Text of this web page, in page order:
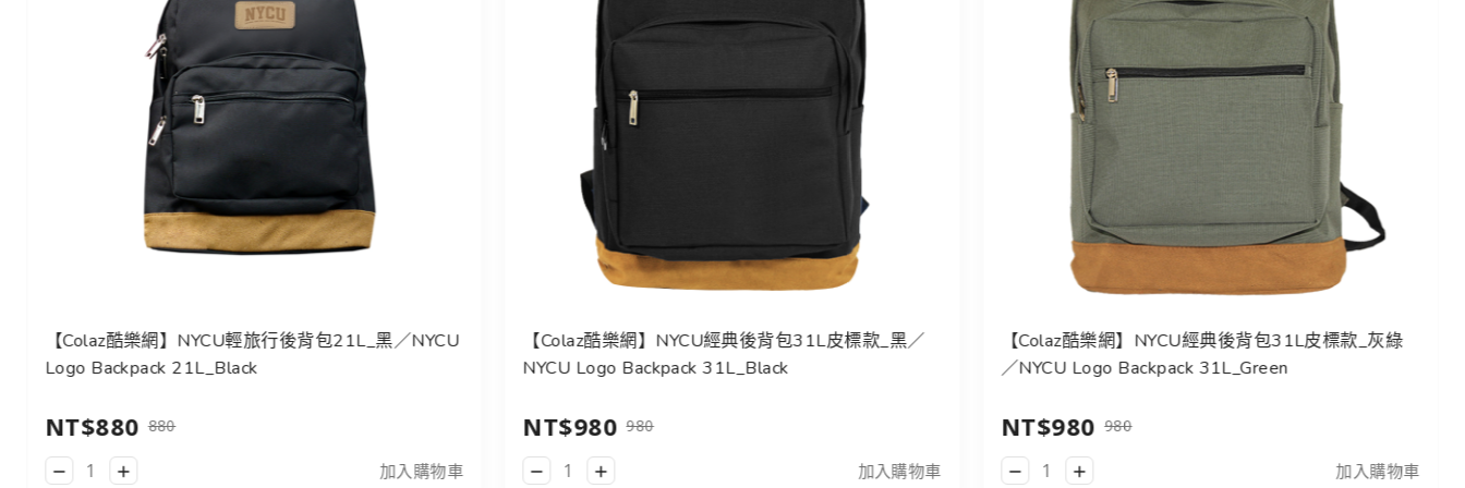
【Colaz酷樂網】NYCU輕旅行後背包21L_黑／NYCU
Logo Backpack 21L_Black
NT$880 880
加入購物車
【Colaz酷樂網】NYCU經典後背包31L皮標款_黑／
NYCU Logo Backpack 31L_Black
NT$980 980
加入購物車
【Colaz酷樂網】NYCU經典後背包31L皮標款_灰綠
／NYCU Logo Backpack 31L_Green
NT$980 980
加入購物車